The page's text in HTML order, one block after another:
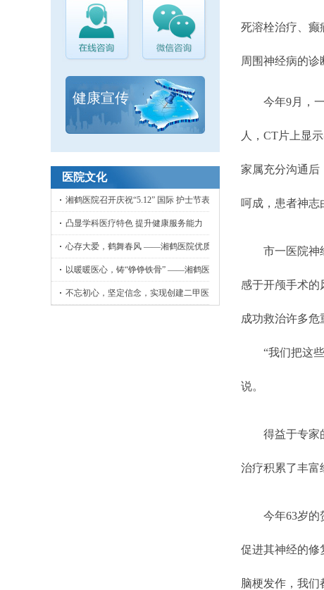
健康宣传
医院文化
湘鹤医院召开庆祝“5.12” 国际 护士节表彰大会
凸显学科医疗特色 提升健康服务能力
心存大爱，鹤舞春风 ——湘鹤医院优质护理工作侧记
以暖暖医心，铸“铮铮铁骨” ——湘鹤医院骨外科小记
不忘初心，坚定信念，实现创建二甲医院目标
死溶栓治疗、癫
周围神经病的诊
今年9月，一
人，CT片上显
家属充分沟通
呵成，患者神志
市一医院神经
感于开颅手术的
成功救治许多危
“我们把这些
说。
得益于专家的
治疗积累了丰富
今年63岁的贺
促进其神经的修
脑梗发作，我们